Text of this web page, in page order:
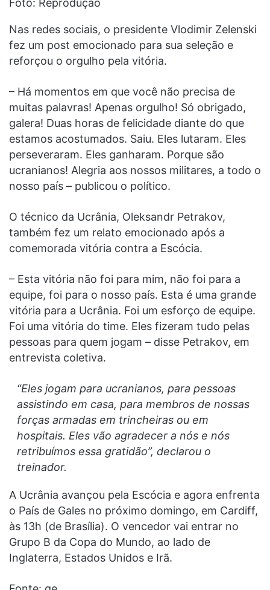
Foto: Reprodução
Nas redes sociais, o presidente Vlodimir Zelenski
fez um post emocionado para sua seleção e
reforçou o orgulho pela vitória.
– Há momentos em que você não precisa de
muitas palavras! Apenas orgulho! Só obrigado,
galera! Duas horas de felicidade diante do que
estamos acostumados. Saiu. Eles lutaram. Eles
perseveraram. Eles ganharam. Porque são
ucranianos! Alegria aos nossos militares, a todo o
nosso país – publicou o político.
O técnico da Ucrânia, Oleksandr Petrakov,
também fez um relato emocionado após a
comemorada vitória contra a Escócia.
– Esta vitória não foi para mim, não foi para a
equipe, foi para o nosso país. Esta é uma grande
vitória para a Ucrânia. Foi um esforço de equipe.
Foi uma vitória do time. Eles fizeram tudo pelas
pessoas para quem jogam – disse Petrakov, em
entrevista coletiva.
“Eles jogam para ucranianos, para pessoas
assistindo em casa, para membros de nossas
forças armadas em trincheiras ou em
hospitais. Eles vão agradecer a nós e nós
retribuímos essa gratidão”, declarou o
treinador.
A Ucrânia avançou pela Escócia e agora enfrenta
o País de Gales no próximo domingo, em Cardiff,
às 13h (de Brasília). O vencedor vai entrar no
Grupo B da Copa do Mundo, ao lado de
Inglaterra, Estados Unidos e Irã.